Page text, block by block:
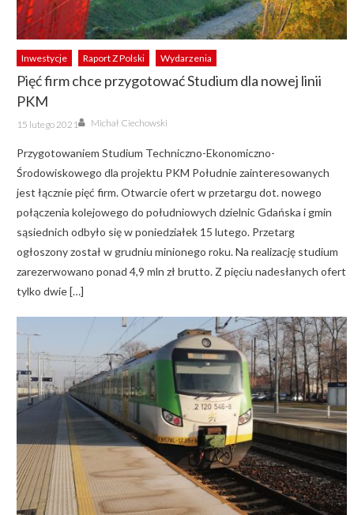
Inwestycje Raport Z Polski Wydarzenia
Pięć firm chce przygotować Studium dla nowej linii
PKM
Posted
on
15 lutego 2021 Author
Michał Ciechowski
Przygotowaniem Studium Techniczno-Ekonomiczno-
Środowiskowego dla projektu PKM Południe zainteresowanych
jest łącznie pięć firm. Otwarcie ofert w przetargu dot. nowego
połączenia kolejowego do południowych dzielnic Gdańska i gmin
sąsiednich odbyło się w poniedziałek 15 lutego. Przetarg
ogłoszony został w grudniu minionego roku. Na realizację studium
zarezerwowano ponad 4,9 mln zł brutto. Z pięciu nadesłanych ofert
tylko dwie […]